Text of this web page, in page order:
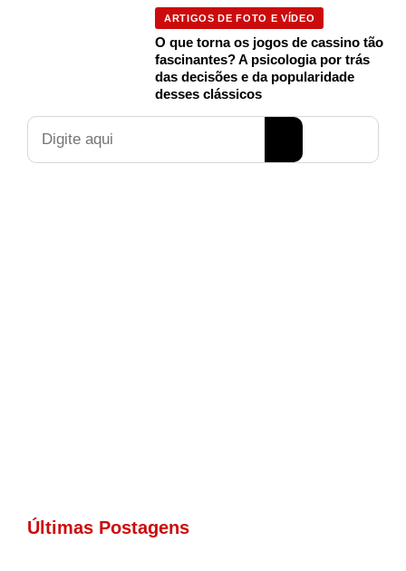
ARTIGOS DE FOTO E VÍDEO
O que torna os jogos de cassino tão
fascinantes? A psicologia por trás
das decisões e da popularidade
desses clássicos
Pesquisar
Últimas Postagens